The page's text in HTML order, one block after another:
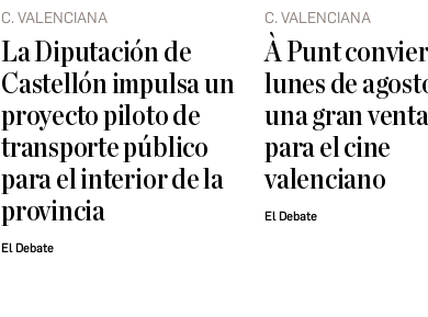
C. VALENCIANA
La Diputación de
Castellón impulsa un
proyecto piloto de
transporte público
para el interior de la
provincia
El Debate
C. VALENCIANA
À Punt
lunes de
una gran
para el cine
valenciano
El Debate